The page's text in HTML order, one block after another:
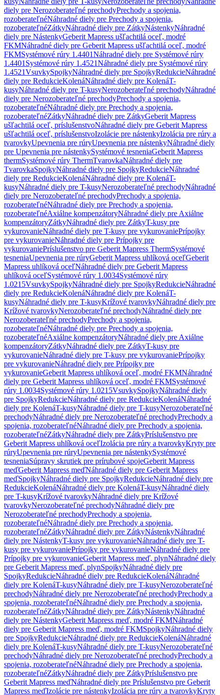
diely pre Nerozoberateľné prechodyPrechody a spojenia,
rozoberateľnéNáhradné diely pre Prechody a spojenia,
rozoberateľnéZátkyNáhradné diely pre ZátkyNástenkyNáhradné
diely pre NástenkyGeberit Mapress ušľachtilá oceľ, modré
FKMNáhradné diely pre Geberit Mapress ušľachtilá oceľ, modré
FKMSystémové rúry 1.4401Náhradné diely pre Systémové rúry
1.4401 Systémové rúry 1.4521Náhradné diely pre Systémové rúry
1.4521VsuvkySpojkyNáhradné diely pre SpojkyRedukcieNáhradné
diely pre RedukcieKolenáNáhradné diely pre KolenáT-
kusyNáhradné diely pre T-kusyNerozoberateľné prechodyNáhradné
diely pre Nerozoberateľné prechodyPrechody a spojenia,
rozoberateľnéNáhradné diely pre Prechody a spojenia,
rozoberateľnéZátkyNáhradné diely pre ZátkyGeberit Mapress
ušľachtilá oceľ, príslušenstvoNáhradné diely pre Geberit Mapress
ušľachtilá oceľ, príslušenstvoIzolácie pre nástenkyIzolácia pre rúry a
tvarovkyUpevnenia pre rúryUpevnenia pre nástenkyNáhradné diely
pre Upevnenia pre nástenkySystémové tesneniaGeberit Mapress
thermSystémové rúry ThermTvarovkaNáhradné diely pre
TvarovkaSpojkyNáhradné diely pre SpojkyRedukcieNáhradné
diely pre RedukcieKolenáNáhradné diely pre KolenáT-
kusyNáhradné diely pre T-kusyNerozoberateľné prechodyNáhradné
diely pre Nerozoberateľné prechodyPrechody a spojenia,
rozoberateľnéNáhradné diely pre Prechody a spojenia,
rozoberateľnéAxiálne kompenzátoryNáhradné diely pre Axiálne
kompenzátoryZátkyNáhradné diely pre ZátkyT-kusy pre
vykurovanieNáhradné diely pre T-kusy pre vykurovaniePrípojky
pre vykurovanieNáhradné diely pre Prípojky pre
vykurovaniePríslušenstvo pre Geberit Mapress ThermSystémové
tesneniaUpevnenia pre rúryGeberit Mapress uhlíková oceľGeberit
Mapress uhlíková oceľNáhradné diely pre Geberit Mapress
uhlíková oceľSystémové rúry 1.0034Systémové rúry
1.0215VsuvkySpojkyNáhradné diely pre SpojkyRedukcieNáhradné
diely pre RedukcieKolenáNáhradné diely pre KolenáT-
kusyNáhradné diely pre T-kusyKrížové tvarovkyNáhradné diely pre
Krížové tvarovkyNerozoberateľné prechodyNáhradné diely pre
Nerozoberateľné prechodyPrechody a spojenia,
rozoberateľnéNáhradné diely pre Prechody a spojenia,
rozoberateľnéAxiálne kompenzátoryNáhradné diely pre Axiálne
kompenzátoryZátkyNáhradné diely pre ZátkyT-kusy pre
vykurovanieNáhradné diely pre T-kusy pre vykurovaniePrípojky
pre vykurovanieNáhradné diely pre Prípojky pre
vykurovanieGeberit Mapress uhlíková oceľ, modré FKMNáhradné
diely pre Geberit Mapress uhlíková oceľ, modré FKMSystémové
rúry 1.0034Systémové rúry 1.0215VsuvkySpojkyNáhradné diely
pre SpojkyRedukcieNáhradné diely pre RedukcieKolenáNáhradné
diely pre KolenáT-kusyNáhradné diely pre T-kusyNerozoberateľné
prechodyNáhradné diely pre Nerozoberateľné prechodyPrechody a
spojenia, rozoberateľnéNáhradné diely pre Prechody a spojenia,
rozoberateľnéZátkyNáhradné diely pre ZátkyPríslušenstvo pre
Geberit Mapress uhlíková oceľIzolácia pre rúry a tvarovkyKryty pre
rúryUpevnenia pre rúryUpevnenia pre nástenkySystémové
tesneniaSúpravy skrutiek pre prírubové spojeGeberit Mapress
meďGeberit Mapress meďNáhradné diely pre Geberit Mapress
meďSpojkyNáhradné diely pre SpojkyRedukcieNáhradné diely pre
RedukcieKolenáNáhradné diely pre KolenáT-kusyNáhradné diely
pre T-kusyKrížové tvarovkyNáhradné diely pre Krížové
tvarovkyNerozoberateľné prechodyNáhradné diely pre
Nerozoberateľné prechodyPrechody a spojenia,
rozoberateľnéNáhradné diely pre Prechody a spojenia,
rozoberateľnéZátkyNáhradné diely pre ZátkyNástenkyNáhradné
diely pre NástenkyT-kusy pre vykurovanieNáhradné diely pre T-
kusy pre vykurovaniePrípojky pre vykurovanieNáhradné diely pre
Prípojky pre vykurovanieGeberit Mapress meď, plynNáhradné diely
pre Geberit Mapress meď, plynSpojkyNáhradné diely pre
SpojkyRedukcieNáhradné diely pre RedukcieKolenáNáhradné
diely pre KolenáT-kusyNáhradné diely pre T-kusyNerozoberateľné
prechodyNáhradné diely pre Nerozoberateľné prechodyPrechody a
spojenia, rozoberateľnéNáhradné diely pre Prechody a spojenia,
rozoberateľnéZátkyNáhradné diely pre ZátkyNástenkyNáhradné
diely pre NástenkyGeberit Mapress meď, modré FKMNáhradné
diely pre Geberit Mapress meď, modré FKMSpojkyNáhradné diely
pre SpojkyRedukcieNáhradné diely pre RedukcieKolenáNáhradné
diely pre KolenáT-kusyNáhradné diely pre T-kusyNerozoberateľné
prechodyNáhradné diely pre Nerozoberateľné prechodyPrechody a
spojenia, rozoberateľnéNáhradné diely pre Prechody a spojenia,
rozoberateľnéZátkyNáhradné diely pre ZátkyPríslušenstvo pre
Geberit Mapress meďNáhradné diely pre Príslušenstvo pre Geberit
Mapress meďIzolácie pre nástenkyIzolácia pre rúry a tvarovkyKryty